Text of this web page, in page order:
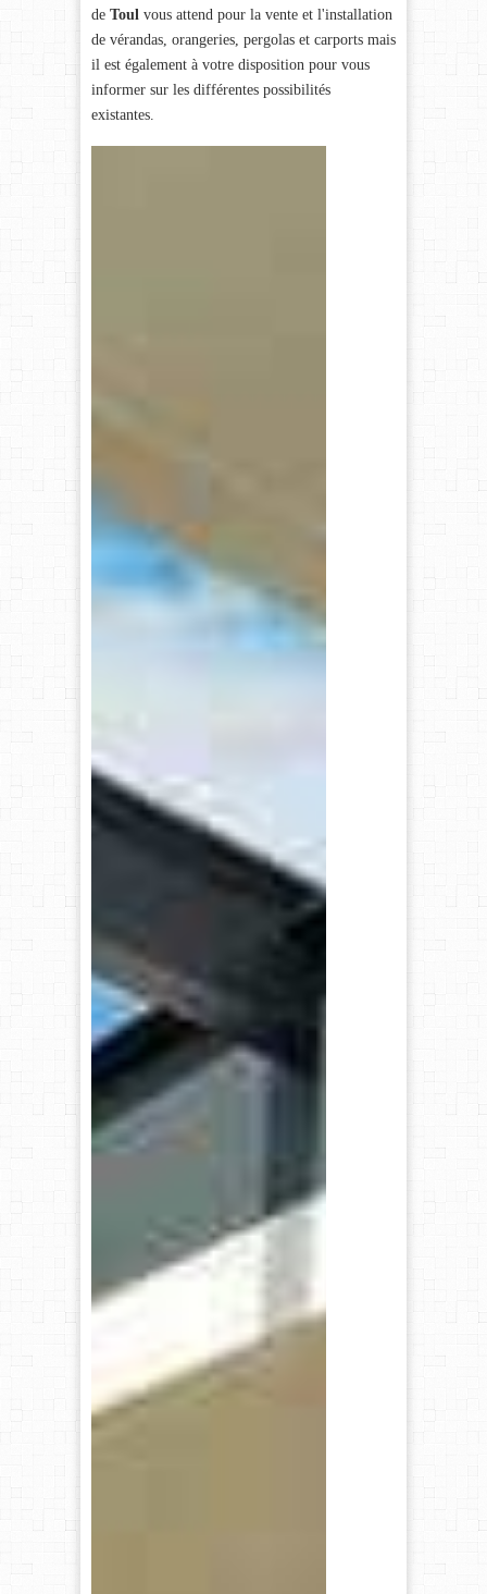
de Toul vous attend pour la vente et l'installation
de vérandas, orangeries, pergolas et carports mais
il est également à votre disposition pour vous
informer sur les différentes possibilités
existantes.